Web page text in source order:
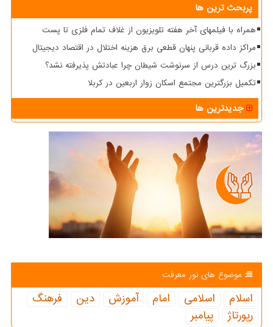
پربحث ترین ها
همراه با فیلمهای آخر هفته تلویزیون از غلاف تمام فلزی تا پست
مراکز داده قربانی پنهان قطعی برق هزینه اختلال در اقتصاد دیجیتال
بزرگ ترین درس از سرنوشت شیطان چرا عبادتش پذیرفته نشد؟
تکمیل بزرگترین مجتمع اسکان زوار اربعین در کربلا
جدیدترین ها
موضوع های نور معرفت
اسلام اسلامی امام آموزش دین
فرهنگ
رپورتاژ
پیامبر